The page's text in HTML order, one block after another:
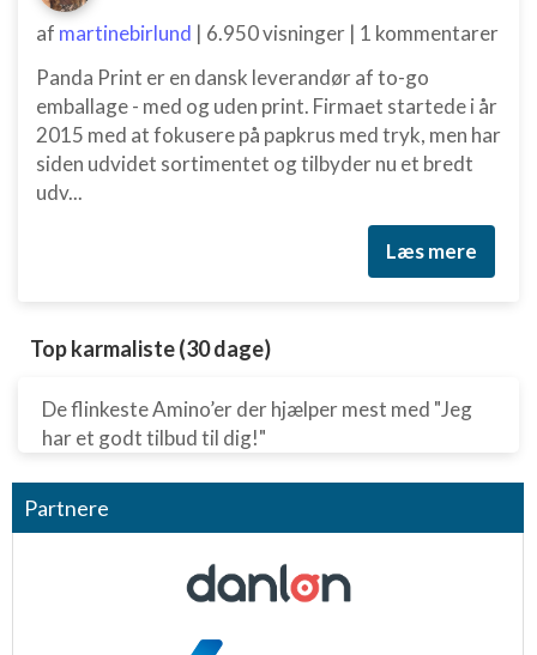
af martinebirlund | 6.950 visninger | 1 kommentarer
Panda Print er en dansk leverandør af to-go
emballage - med og uden print. Firmaet startede i år
2015 med at fokusere på papkrus med tryk, men har
siden udvidet sortimentet og tilbyder nu et bredt
udv...
Læs mere
Top karmaliste (30 dage)
De flinkeste Amino’er der hjælper mest med "Jeg
har et godt tilbud til dig!"
Partnere